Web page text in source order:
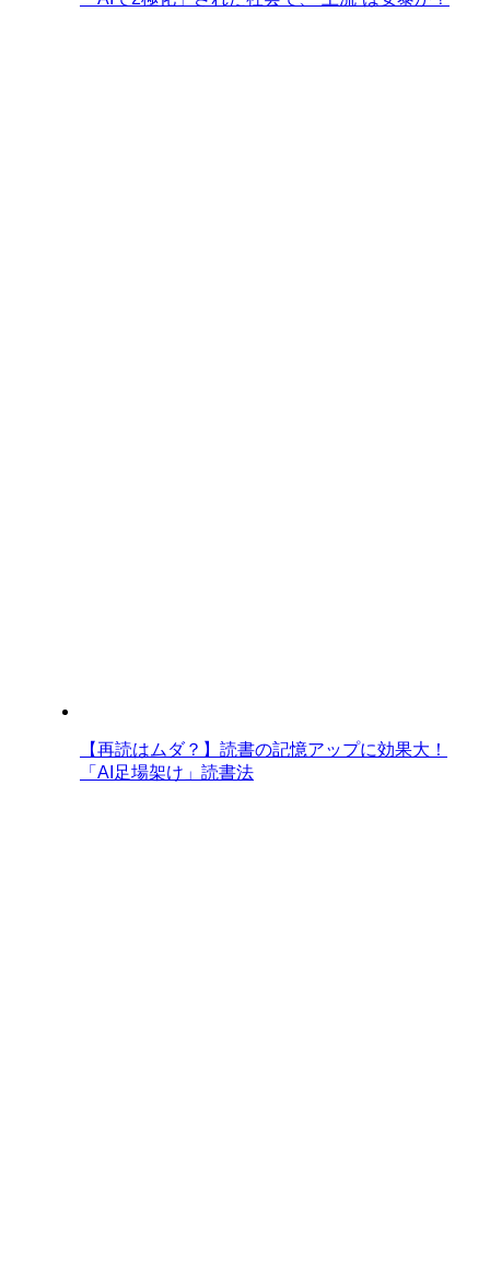
【再読はムダ？】読書の記憶アップに効果大！
「AI足場架け」読書法